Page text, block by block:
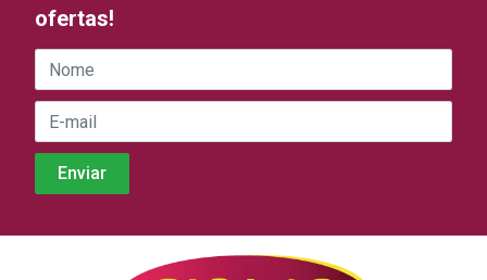
ofertas!